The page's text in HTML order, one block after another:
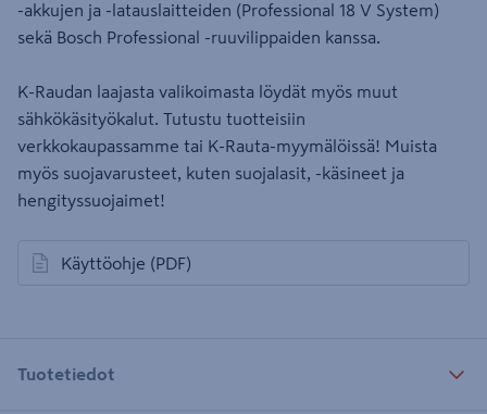
-akkujen ja -latauslaitteiden (Professional 18 V System)
sekä Bosch Professional -ruuvilippaiden kanssa.
K-Raudan laajasta valikoimasta löydät myös muut
sähkökäsityökalut. Tutustu tuotteisiin
verkkokaupassamme tai K-Rauta-myymälöissä! Muista
myös suojavarusteet, kuten suojalasit, -käsineet ja
hengityssuojaimet!
Käyttöohje (PDF)
avautuu uuteen välilehteen
Tuotetiedot